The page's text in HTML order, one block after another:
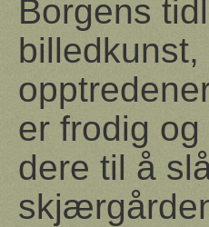
Borgens
er frodig
dere til å